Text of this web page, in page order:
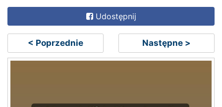
Udostępnij
< Poprzednie Następne >